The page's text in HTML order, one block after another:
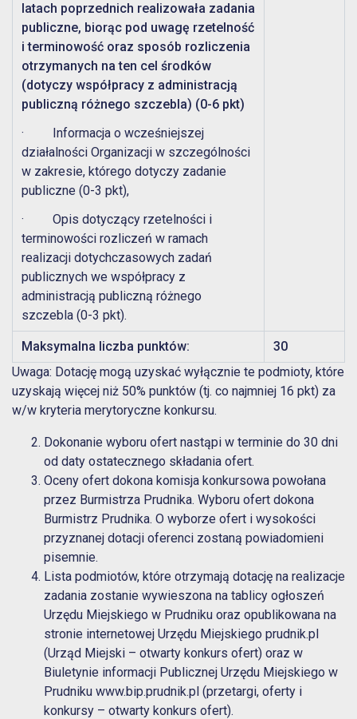
latach poprzednich realizowała zadania
publiczne, biorąc pod uwagę rzetelność
i terminowość oraz sposób rozliczenia
otrzymanych na ten cel środków
(dotyczy współpracy z administracją
publiczną różnego szczebla) (0-6 pkt)
· Informacja o wcześniejszej
działalności Organizacji w szczególności
w zakresie, którego dotyczy zadanie
publiczne (0-3 pkt),
· Opis dotyczący rzetelności i
terminowości rozliczeń w ramach
realizacji dotychczasowych zadań
publicznych we współpracy z
administracją publiczną różnego
szczebla (0-3 pkt).
Maksymalna liczba punktów:
30
Uwaga: Dotację mogą uzyskać wyłącznie te podmioty, które
uzyskają więcej niż 50% punktów (tj. co najmniej 16 pkt) za
w/w kryteria merytoryczne konkursu.
Dokonanie wyboru ofert nastąpi w terminie do 30 dni
od daty ostatecznego składania ofert.
Oceny ofert dokona komisja konkursowa powołana
przez Burmistrza Prudnika. Wyboru ofert dokona
Burmistrz Prudnika. O wyborze ofert i wysokości
przyznanej dotacji oferenci zostaną powiadomieni
pisemnie.
Lista podmiotów, które otrzymają dotację na realizacje
zadania zostanie wywieszona na tablicy ogłoszeń
Urzędu Miejskiego w Prudniku oraz opublikowana na
stronie internetowej Urzędu Miejskiego prudnik.pl
(Urząd Miejski – otwarty konkurs ofert) oraz w
Biuletynie informacji Publicznej Urzędu Miejskiego w
Prudniku www.bip.prudnik.pl (przetargi, oferty i
konkursy – otwarty konkurs ofert).